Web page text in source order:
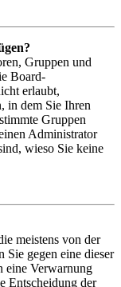
Gruppen und
Board-
erlaubt,
in dem Sie Ihren
Gruppen
Administrator
wieso Sie keine
meistens von der
Sie gegen eine dieser
eine Verwarnung
Entscheidung der